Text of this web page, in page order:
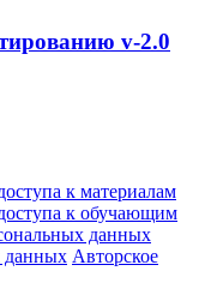
v-2.0
к материалам
к обучающим
данных
данных Авторское